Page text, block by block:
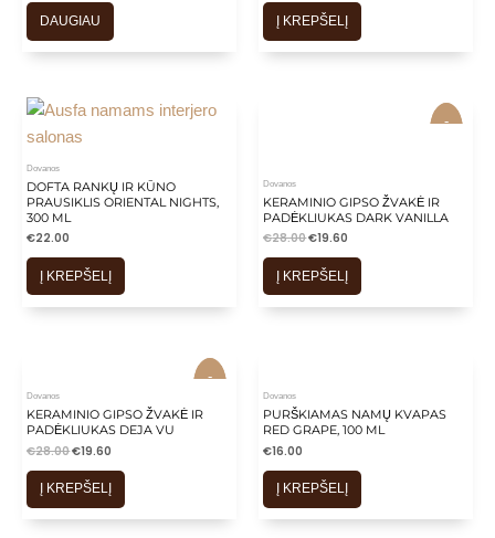
DAUGIAU Į KREPŠELĮ
Dovanos
DOFTA RANKŲ IR KŪNO
PRAUSIKLIS ORIENTAL NIGHTS,
300 ML
€22.00
Į KREPŠELĮ
--
Dovanos
KERAMINIO GIPSO ŽVAKĖ IR
PADĖKLIUKAS DARK VANILLA
€28.00€19.60
Į KREPŠELĮ
--
Dovanos
KERAMINIO GIPSO ŽVAKĖ IR
PADĖKLIUKAS DEJA VU
€28.00€19.60
Į KREPŠELĮ
Dovanos
PURŠKIAMAS NAMŲ KVAPAS
RED GRAPE, 100 ML
€16.00
Į KREPŠELĮ